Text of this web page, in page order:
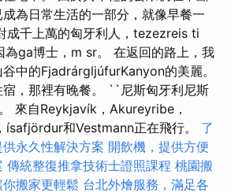
為日常生活的一部分，就像早餐一
成千上萬的匈牙利人，tezezreis ti
為ga博士，m sr。 在返回的路上，我
中的FjadrárgljúfurKanyon的美麗。
，那裡有晚餐。 ``尼斯匈牙利尼斯
來自Reykjavík，Akureyribe，
和Vestmann正在飛行。 了
永久性解決方案 開飲機，提供方便
傳統整復推拿技術士證照課程 桃園搬
搬家更輕鬆 台北外燴服務，滿足各